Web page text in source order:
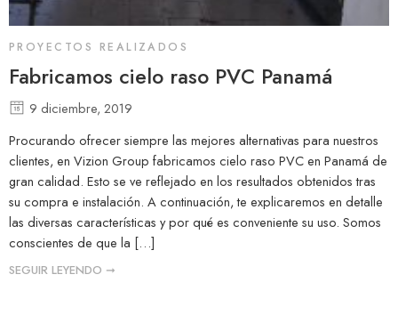
PROYECTOS REALIZADOS
Fabricamos cielo raso PVC Panamá
9 diciembre, 2019
Procurando ofrecer siempre las mejores alternativas para nuestros
clientes, en Vizion Group fabricamos cielo raso PVC en Panamá de
gran calidad. Esto se ve reflejado en los resultados obtenidos tras
su compra e instalación. A continuación, te explicaremos en detalle
las diversas características y por qué es conveniente su uso. Somos
conscientes de que la […]
SEGUIR LEYENDO ➞